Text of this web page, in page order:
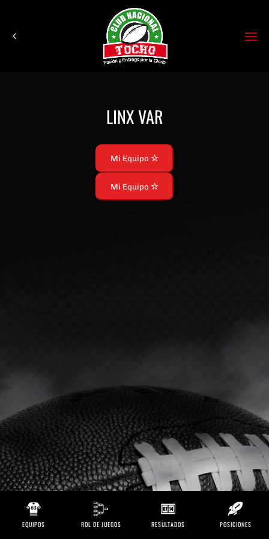
LINX VAR
Mi Equipo
Mi Equipo
EQUIPOS ROL DE JUEGOS RESULTADOS POSICIONES